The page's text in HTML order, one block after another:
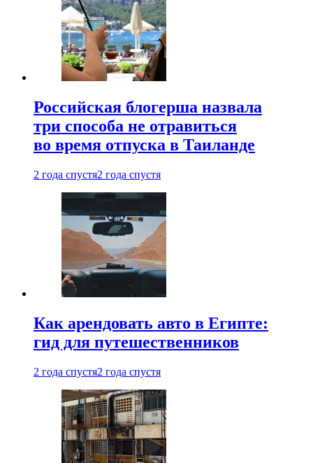
Российская блогерша назвала
три способа не отравиться
во время отпуска в Таиланде
2 года спустя2 года спустя
Как арендовать авто в Египте:
гид для путешественников
2 года спустя2 года спустя